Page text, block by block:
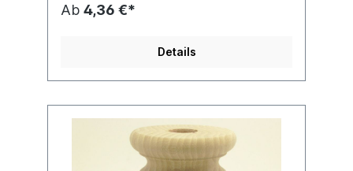
Ab 4,36 €*
Details